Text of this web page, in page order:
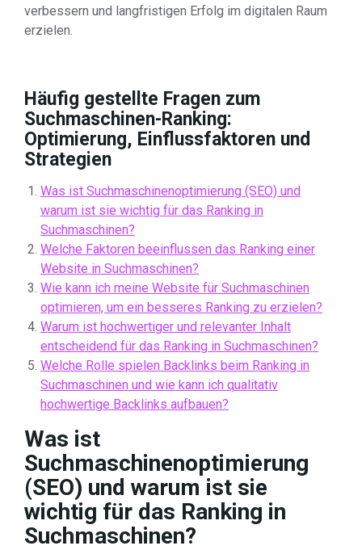
verbessern und langfristigen Erfolg im digitalen Raum
erzielen.
Häufig gestellte Fragen zum
Suchmaschinen-Ranking:
Optimierung, Einflussfaktoren und
Strategien
Was ist Suchmaschinenoptimierung (SEO) und
warum ist sie wichtig für das Ranking in
Suchmaschinen?
Welche Faktoren beeinflussen das Ranking einer
Website in Suchmaschinen?
Wie kann ich meine Website für Suchmaschinen
optimieren, um ein besseres Ranking zu erzielen?
Warum ist hochwertiger und relevanter Inhalt
entscheidend für das Ranking in Suchmaschinen?
Welche Rolle spielen Backlinks beim Ranking in
Suchmaschinen und wie kann ich qualitativ
hochwertige Backlinks aufbauen?
Was ist
Suchmaschinenoptimierung
(SEO) und warum ist sie
wichtig für das Ranking in
Suchmaschinen?